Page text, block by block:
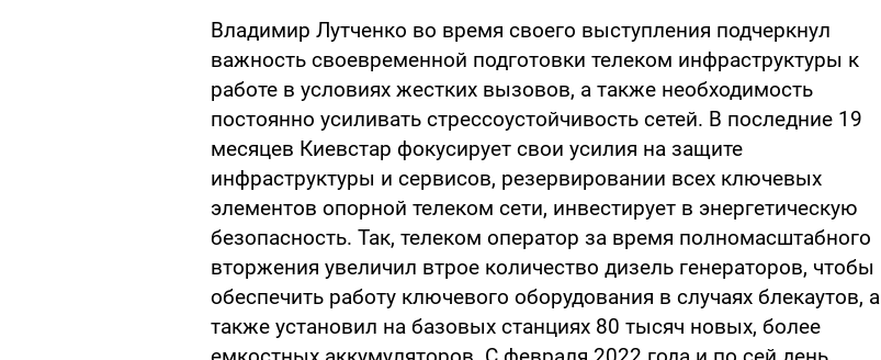
Владимир Лутченко во время своего выступления подчеркнул
важность своевременной подготовки телеком инфраструктуры к
работе в условиях жестких вызовов, а также необходимость
постоянно усиливать стрессоустойчивость сетей. В последние 19
месяцев Киевстар фокусирует свои усилия на защите
инфраструктуры и сервисов, резервировании всех ключевых
элементов опорной телеком сети, инвестирует в энергетическую
безопасность. Так, телеком оператор за время полномасштабного
вторжения увеличил втрое количество дизель генераторов, чтобы
обеспечить работу ключевого оборудования в случаях блекаутов, а
также установил на базовых станциях 80 тысяч новых, более